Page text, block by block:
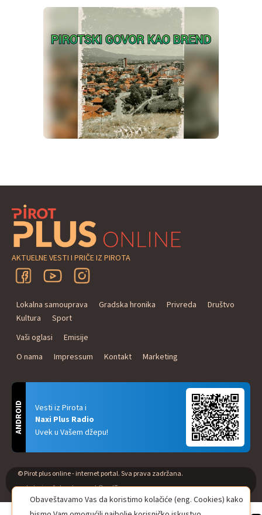
AKTUELNE VESTI I PRIČE IZ PIROTA
Lokalna samouprava Gradska hronika Privreda
Društvo
Kultura
Sport
Vaši oglasi
Emisije
O nama
Impressum Kontakt Marketing
Vesti iz Pirota i
Naxi Plus Radio
Uvek u Vašem džepu!
ANDROID
© Pirot plus online - internet portal. Sva prava zadržana.
web design & developmentOne IT
Obaveštavamo Vas da koristimo kolačiće (eng. Cookies) kako